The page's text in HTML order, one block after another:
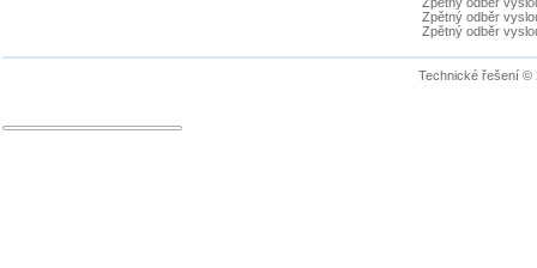
Zpětný odběr
Zpětný odběr
Technické řešení ©